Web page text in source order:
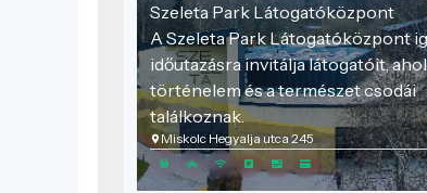
Szeleta Park Látogatóközpont
A Szeleta Park Látogatóközpont
időutazásra invitálja látogatóit,
történelem és a természet csodái
találkoznak.
Miskolc Hegyalja utca 245